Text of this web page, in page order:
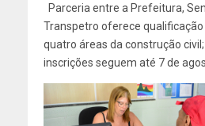
Parceria entre a Prefeitura,
Transpetro oferece qualificação
quatro áreas da construção civil;
inscrições seguem até 7 de